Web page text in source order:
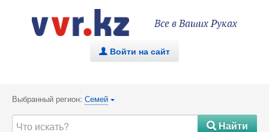
Все в Ваших Руках
. Войти на сайт
Выбранный регион: Семей {
#Найти